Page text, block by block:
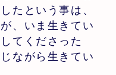
たという事は、
、いま生きてい
てくださった
ながら生きてい